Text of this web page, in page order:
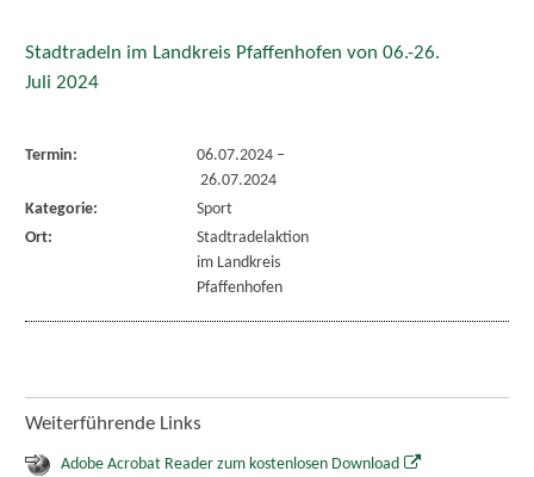
Stadtradeln im Landkreis Pfaffenhofen von 06.-26.
Juli 2024
Termin: 06.07.2024–
26.07.2024
Kategorie:
Sport
Ort:
Stadtradelaktion
im Landkreis
Pfaffenhofen
Weiterführende Links
Adobe Acrobat Reader zum kostenlosen Download